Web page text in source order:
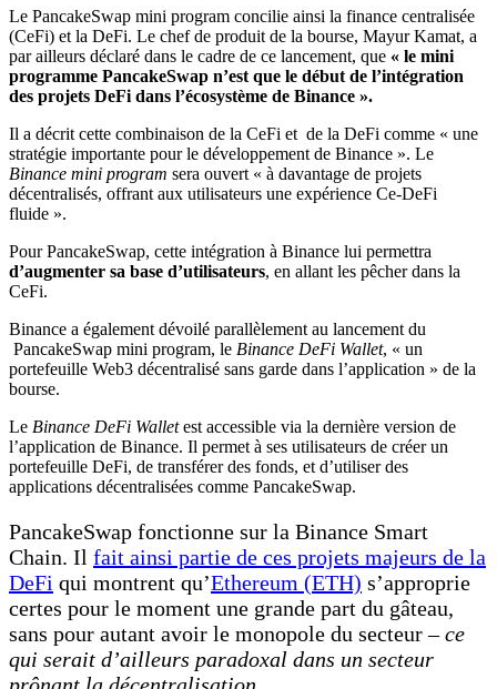
Le PancakeSwap mini program concilie ainsi la finance centralisée
(CeFi) et la DeFi. Le chef de produit de la bourse, Mayur Kamat, a
par ailleurs déclaré dans le cadre de ce lancement, que « le mini
programme PancakeSwap n’est que le début de l’intégration
des projets DeFi dans l’écosystème de Binance ».
Il a décrit cette combinaison de la CeFi et de la DeFi comme « une
stratégie importante pour le développement de Binance ». Le
Binance mini program sera ouvert « à davantage de projets
décentralisés, offrant aux utilisateurs une expérience Ce-DeFi
fluide ».
Pour PancakeSwap, cette intégration à Binance lui permettra
d’augmenter sa base d’utilisateurs, en allant les pêcher dans la
CeFi.
Binance a également dévoilé parallèlement au lancement du
PancakeSwap mini program, le Binance DeFi Wallet, « un
portefeuille Web3 décentralisé sans garde dans l’application » de la
bourse.
Le Binance DeFi Walletest accessible via la dernière version de
l’application de Binance. Il permet à ses utilisateurs de créer un
portefeuille DeFi, de transférer des fonds, et d’utiliser des
applications décentralisées comme PancakeSwap.
PancakeSwap fonctionne sur la Binance Smart
Chain. Il fait ainsi partie de ces projets majeurs de la
DeFi qui montrent qu’Ethereum (ETH) s’approprie
certes pour le moment une grande part du gâteau,
sans pour autant avoir le monopole du secteur –ce
qui serait d’ailleurs paradoxal dans un secteur